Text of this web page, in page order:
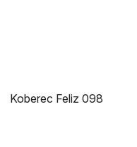
Koberec Feliz 098